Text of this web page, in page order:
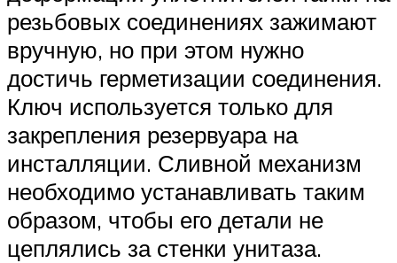
резьбовых соединениях зажимают
вручную, но при этом нужно
достичь герметизации соединения.
Ключ используется только для
закрепления резервуара на
инсталляции. Сливной механизм
необходимо устанавливать таким
образом, чтобы его детали не
цеплялись за стенки унитаза.